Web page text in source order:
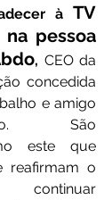
à TV
pessoa
, CEO da
concedida
e amigo
São
este que
reafirmam o
continuar